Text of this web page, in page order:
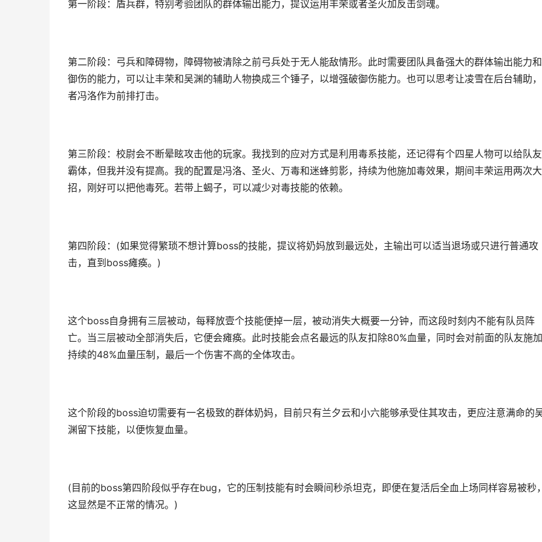
第一阶段：盾兵群，特别考验团队的群体输出能力，提议运用丰荣或者圣火加反击剑魂。
第二阶段：弓兵和障碍物，障碍物被清除之前弓兵处于无人能敌情形。此时需要团队具备强大的群体输出能力
御伤的能力，可以让丰荣和吴渊的辅助人物换成三个锤子，以增强破御伤能力。也可以思考让凌雪在后台辅助
者冯洛作为前排打击。
第三阶段：校尉会不断晕眩攻击他的玩家。我找到的应对方式是利用毒系技能，还记得有个四星人物可以给队
霸体，但我并没有提高。我的配置是冯洛、圣火、万毒和迷蜂剪影，持续为他施加毒效果，期间丰荣运用两次大
招，刚好可以把他毒死。若带上蝎子，可以减少对毒技能的依赖。
第四阶段：(如果觉得繁琐不想计算boss的技能，提议将奶妈放到最远处，主输出可以适当退场或只进行普通攻
击，直到boss瘫痪。)
这个boss自身拥有三层被动，每释放壹个技能便掉一层，被动消失大概要一分钟，而这段时刻内不能有队员阵
亡。当三层被动全部消失后，它便会瘫痪。此时技能会点名最远的队友扣除80%血量，同时会对前面的队友施加
持续的48%血量压制，最后一个伤害不高的全体攻击。
这个阶段的boss迫切需要有一名极致的群体奶妈，目前只有兰夕云和小六能够承受住其攻击，更应注意满命的
渊留下技能，以便恢复血量。
(目前的boss第四阶段似乎存在bug，它的压制技能有时会瞬间秒杀坦克，即便在复活后全血上场同样容易被秒，
这显然是不正常的情况。)